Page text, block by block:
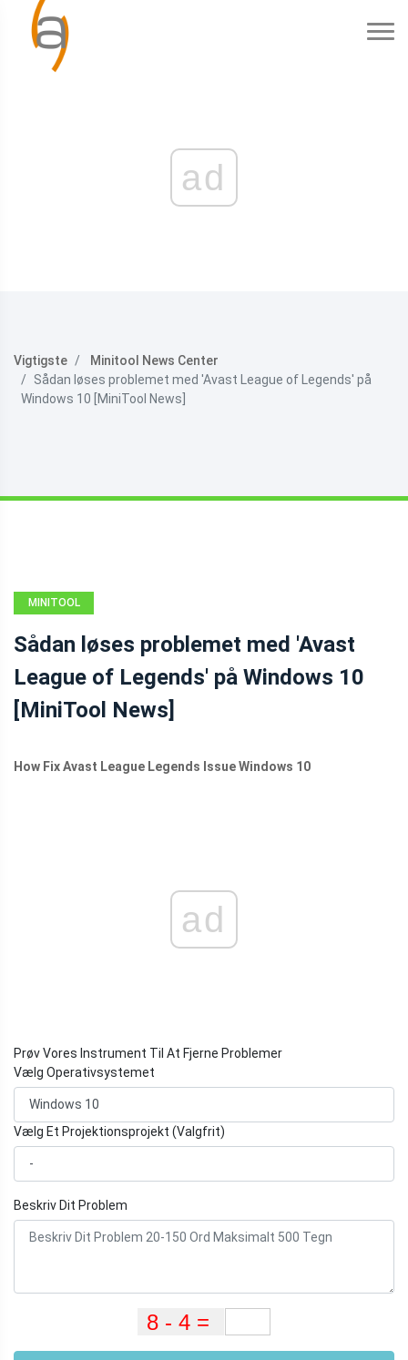
ad
Vigtigste
Minitool News Center
Sådan løses problemet med 'Avast League of Legends' på
Windows 10 [MiniTool News]
MINITOOL
Sådan løses problemet med 'Avast
League of Legends' på Windows 10
[MiniTool News]
How Fix Avast League Legends Issue Windows 10
ad
Prøv Vores Instrument Til At Fjerne Problemer
Vælg Operativsystemet
Vælg Et Projektionsprojekt (Valgfrit)
Beskriv Dit Problem